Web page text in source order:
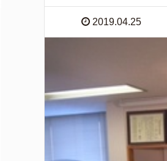
2019.04.25